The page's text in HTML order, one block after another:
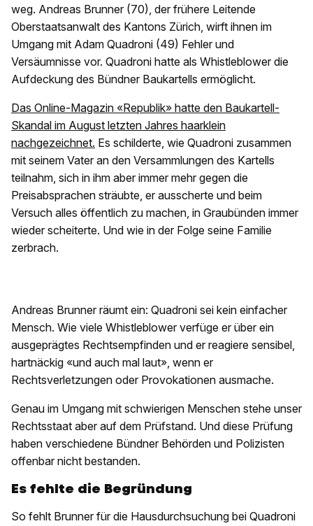
weg. Andreas Brunner (70), der frühere Leitende
Oberstaatsanwalt des Kantons Zürich, wirft ihnen im
Umgang mit Adam Quadroni (49) Fehler und
Versäumnisse vor. Quadroni hatte als Whistleblower die
Aufdeckung des Bündner Baukartells ermöglicht.
Das Online-Magazin «Republik» hatte den Baukartell-
Skandal im August letzten Jahres haarklein
nachgezeichnet. Es schilderte, wie Quadroni zusammen
mit seinem Vater an den Versammlungen des Kartells
teilnahm, sich in ihm aber immer mehr gegen die
Preisabsprachen sträubte, er ausscherte und beim
Versuch alles öffentlich zu machen, in Graubünden immer
wieder scheiterte. Und wie in der Folge seine Familie
zerbrach.
Andreas Brunner räumt ein: Quadroni sei kein einfacher
Mensch. Wie viele Whistleblower verfüge er über ein
ausgeprägtes Rechtsempfinden und er reagiere sensibel,
hartnäckig «und auch mal laut», wenn er
Rechtsverletzungen oder Provokationen ausmache.
Genau im Umgang mit schwierigen Menschen stehe unser
Rechtsstaat aber auf dem Prüfstand. Und diese Prüfung
haben verschiedene Bündner Behörden und Polizisten
offenbar nicht bestanden.
Es fehlte die Begründung
So fehlt Brunner für die Hausdurchsuchung bei Quadroni